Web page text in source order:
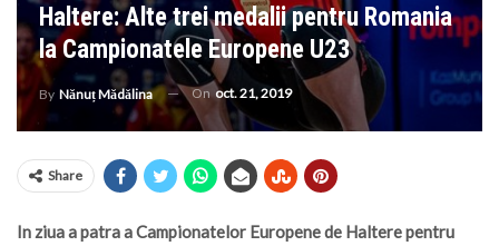
Haltere: Alte trei medalii pentru Romania
la Campionatele Europene U23
By Nănuț Mădălina On oct. 21, 2019
Share
In ziua a patra a Campionatelor Europene de Haltere pentru